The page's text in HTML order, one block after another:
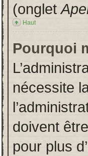
(onglet
Haut
Pourquoi
nécessite
doivent
pour plus